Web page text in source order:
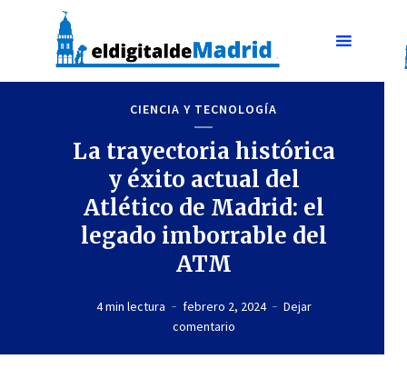
CIENCIA Y TECNOLOGÍA
La trayectoria histórica
y éxito actual del
Atlético de Madrid: el
legado imborrable del
ATM
4 min lectura febrero 2, 2024
Dejar
comentario